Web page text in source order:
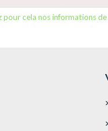
cela nos informations